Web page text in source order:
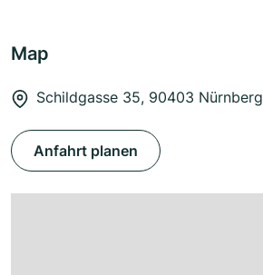
Map
Schildgasse 35, 90403 Nürnberg
Anfahrt planen